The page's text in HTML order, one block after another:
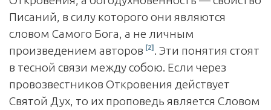
Писаний, в силу которого они являются
словом Самого Бога, а не личным
произведением авторов [2] . Эти понятия стоят
в тесной связи между собою. Если через
провозвестников Откровения действует
Святой Дух, то их проповедь является Словом